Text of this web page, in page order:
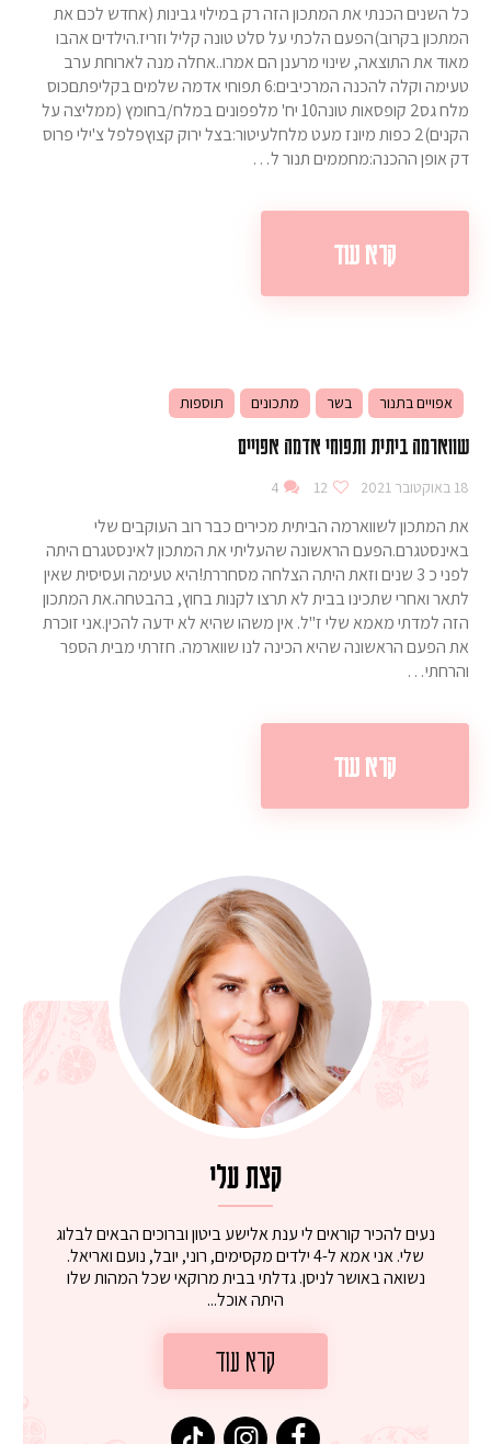
כל השנים הכנתי את המתכון הזה רק במילוי גבינות (אחדש לכם את
המתכון בקרוב)הפעם הלכתי על סלט טונה קליל וזריז.הילדים אהבו
מאוד את התוצאה, שינוי מרענן הם אמרו..אחלה מנה לארוחת ערב
טעימה וקלה להכנה המרכיבים:6 תפוחי אדמה שלמים בקליפתםכוס
מלח גס2 קופסאות טונה10 יח' מלפפונים במלח/בחומץ (ממליצה על
הקנים)2 כפות מיונז מעט מלחלעיטור:בצל ירוק קצוץפלפל צ'ילי פרוס
דק אופן ההכנה:מחממים תנור ל…
קרא עוד
אפויים בתנור בשר מתכונים תוספות
שווארמה ביתית ותפוחי אדמה אפויים
18 באוקטובר 2021 12
4
את המתכון לשווארמה הביתית מכירים כבר רוב העוקבים שלי
באינסטגרם.הפעם הראשונה שהעליתי את המתכון לאינסטגרם היתה
לפני כ 3 שנים וזאת היתה הצלחה מסחררת!היא טעימה ועסיסית שאין
לתאר ואחרי שתכינו בבית לא תרצו לקנות בחוץ, בהבטחה.את המתכון
הזה למדתי מאמא שלי ז"ל. אין משהו שהיא לא ידעה להכין.אני זוכרת
את הפעם הראשונה שהיא הכינה לנו שווארמה. חזרתי מבית הספר
והרחתי…
קרא עוד
קצת עלי
נעים להכיר קוראים לי ענת אלישע ביטון וברוכים הבאים לבלוג
שלי. אני אמא ל-4 ילדים מקסימים, רוני, יובל, נועם ואריאל.
נשואה באושר לניסן. גדלתי בבית מרוקאי שכל המהות שלו
היתה אוכל...
קרא עוד